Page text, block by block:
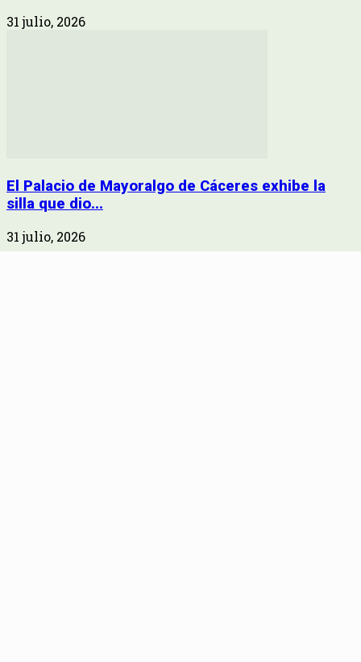
31 julio, 2026
El Palacio de Mayoralgo de Cáceres exhibe la
silla que dio...
31 julio, 2026